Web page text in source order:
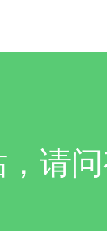
请